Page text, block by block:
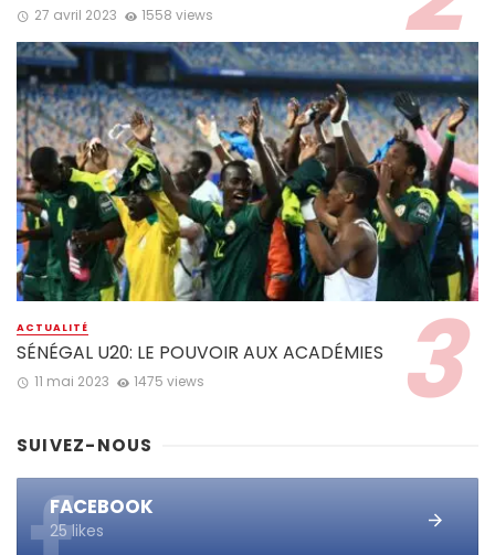
27 avril 2023 1558 views
ACTUALITÉ
SÉNÉGAL U20: LE POUVOIR AUX ACADÉMIES
11 mai 2023 1475 views
SUIVEZ-NOUS
FACEBOOK
25 likes